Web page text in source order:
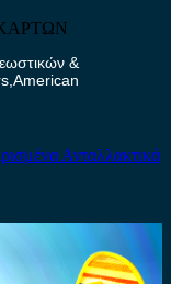
&
Ανταλλακτικά